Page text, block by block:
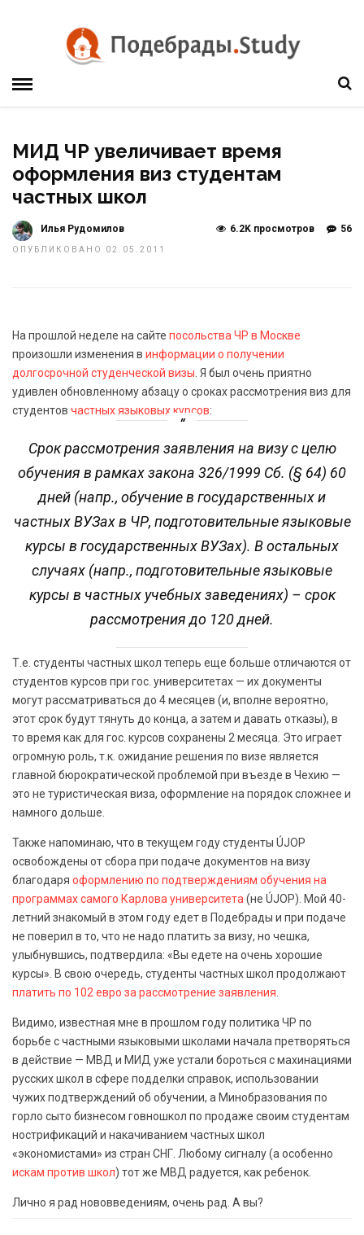
МИД ЧР увеличивает время
оформления виз студентам
частных школ
Илья Рудомилов
ОПУБЛИКОВАНО 02.05.2011
56
6.2K просмотров
На прошлой неделе на сайте посольства ЧР в Москве
произошли изменения в информации о получении
долгосрочной студенческой визы . Я был очень приятно
удивлен обновленному абзацу о сроках рассмотрения виз для
студентов частных языковых курсов:
Срок рассмотрения заявления на визу с целю
обучения в рамках закона 326/1999 Сб. (§ 64) 60
дней (напр., обучение в государственных и
частных ВУЗах в ЧР, подготовительные языковые
курсы в государственных ВУЗах). В остальных
случаях (напр., подготовительные языковые
курсы в частных учебных заведениях) – срок
рассмотрения до 120 дней.
Т.е. студенты частных школ теперь еще больше отличаются от
студентов курсов при гос. университетах — их документы
могут рассматриваться до 4 месяцев (и, вполне вероятно,
этот срок будут тянуть до конца, а затем и давать отказы), в
то время как для гос. курсов сохранены 2 месяца. Это играет
огромную роль, т.к. ожидание решения по визе является
главной бюрократической проблемой при въезде в Чехию —
это не туристическая виза, оформление на порядок сложнее и
намного дольше.
Также напоминаю, что в текущем году студенты ÚJOP
освобождены от сбора при подаче документов на визу
благодаря оформлению по подтверждениям обучения на
программах самого Карлова университета (не ÚJOP). Мой 40-
летний знакомый в этом году едет в Подебрады и при подаче
не поверил в то, что не надо платить за визу, но чешка,
улыбнувшись, подтвердила: «Вы едете на очень хорошие
курсы». В свою очередь, студенты частных школ продолжают
платить по 102 евро за рассмотрение заявления
Видимо, известная мне в прошлом году политика ЧР по
борьбе с частными языковыми школами начала претворяться
в действие — МВД и МИД уже устали бороться с махинациями
русских школ в сфере подделки справок, использовании
чужих подтверждений об обучении, а Минобразования по
горло сыто бизнесом говношкол по продаже своим студентам
нострификаций и накачиванием частных школ
«экономистами» из стран СНГ. Любому сигналу (а особенно
искам против школ) тот же МВД радуется, как ребенок.
Лично я рад нововведениям, очень рад. А вы?